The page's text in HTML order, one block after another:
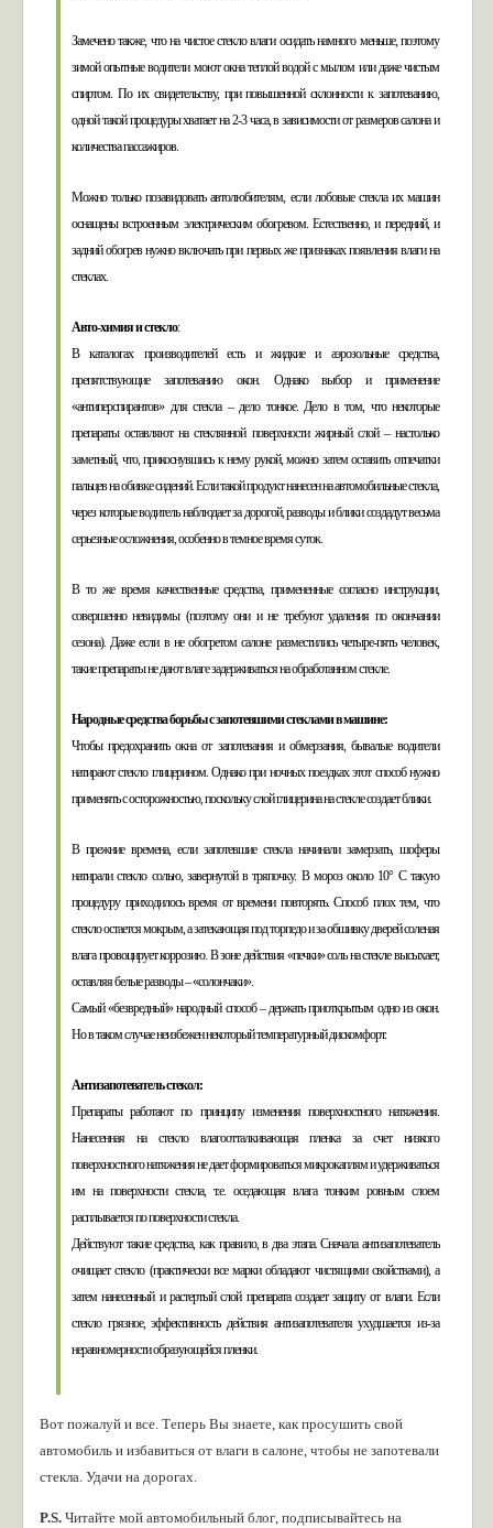
Замечено также, что на чистое стекло влаги осидать намного меньше, поэтому
зимой опытные водители моют окна теплой водой с мылом или даже чистым
спиртом. По их свидетельству, при повышенной склонности к запотеванию,
одной такой процедуры хватает на 2-3 часа, в зависимости от размеров салона и
количества пассажиров.
Можно только позавидовать автолюбителям, если лобовые стекла их машин
оснащены встроенным электрическим обогревом. Естественно, и передний, и
задний обогрев нужно включать при первых же признаках появления влаги на
стеклах.
Авто-химия и стекло:
В каталогах производителей есть и жидкие и аэрозольные средства,
препятствующие запотеванию окон. Однако выбор и применение
«антиперспирантов» для стекла – дело тонкое. Дело в том, что некоторые
препараты оставляют на стеклянной поверхности жирный слой – настолько
заметный, что, прикоснувшись к нему рукой, можно затем оставить отпечатки
пальцев на обивке сидений. Если такой продукт нанесен на автомобильные стекла,
через которые водитель наблюдает за дорогой, разводы и блики создадут весьма
серьезные осложнения, особенно в темное время суток.
В то же время качественные средства, примененные согласно инструкции,
совершенно невидимы (поэтому они и не требуют удаления по окончании
сезона). Даже если в не обогретом салоне разместились четыре-пять человек,
такие препараты не дают влаге задерживаться на обработанном стекле.
Народные средства борьбы с запотевшими стеклами в машине:
Чтобы предохранить окна от запотевания и обмерзания, бывалые водители
натирают стекло глицерином. Однако при ночных поездках этот способ нужно
применять с осторожностью, поскольку слой глицерина на стекле создает блики.
В прежние времена, если запотевшие стекла начинали замерзать, шоферы
натирали стекло солью, завернутой в тряпочку. В мороз около 10° С такую
процедуру приходилось время от времени повторять. Способ плох тем, что
стекло остается мокрым, а затекающая под торпедо и за обшивку дверей соленая
влага провоцирует коррозию. В зоне действия «печки» соль на стекле высыхает,
оставляя белые разводы – «солончаки».
Самый «безвредный» народный способ – держать приоткрытым одно из окон.
Но в таком случае неизбежен некоторый температурный дискомфорт.
Антизапотеватель стекол:
Препараты работают по принципу изменения поверхностного натяжения.
Нанесенная на стекло влагоотталкивающая пленка за счет низкого
поверхностного натяжения не дает формироваться микрокаплям и удерживаться
им на поверхности стекла, т.е. оседающая влага тонким ровным слоем
расплывается по поверхности стекла.
Действуют такие средства, как правило, в два этапа. Сначала антизапотеватель
очищает стекло (практически все марки обладают чистящими свойствами), а
затем нанесенный и растертый слой препарата создает защиту от влаги. Если
стекло грязное, эффективность действия антизапотевателя ухудшается из-за
неравномерности образующейся пленки.
Вот пожалуй и все. Теперь Вы знаете, как просушить свой
автомобиль и избавиться от влаги в салоне, чтобы не запотевали
стекла. Удачи на дорогах.
P.S. Читайте мой автомобильный блог, подписывайтесь на